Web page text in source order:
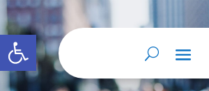
Abrir barra de herramientas